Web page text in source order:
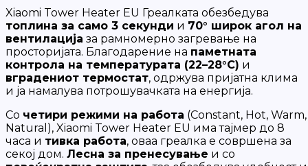
Xiaomi Tower Heater EU Греалката обезбедува
топлина за само 3 секунди и 70° широк агол на
вентилација за рамномерно загревање на
просторијата. Благодарение на паметната
контрола на температурата (22–28°C) и
вградениот термостат, одржува пријатна клима
и ја намалува потрошувачката на енергија.
Со четири режими на работа (Constant, Hot, Warm,
Natural), Xiaomi Tower Heater EU има тајмер до 8
часа и тивка работа, оваа греалка е совршена за
секој дом. Лесна за пренесување и со